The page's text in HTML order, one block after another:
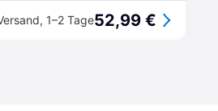
, 1–2 Tage52,99 €